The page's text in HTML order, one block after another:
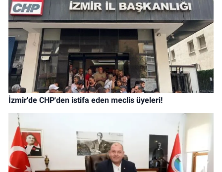
İzmir'de CHP'den istifa eden meclis üyeleri!